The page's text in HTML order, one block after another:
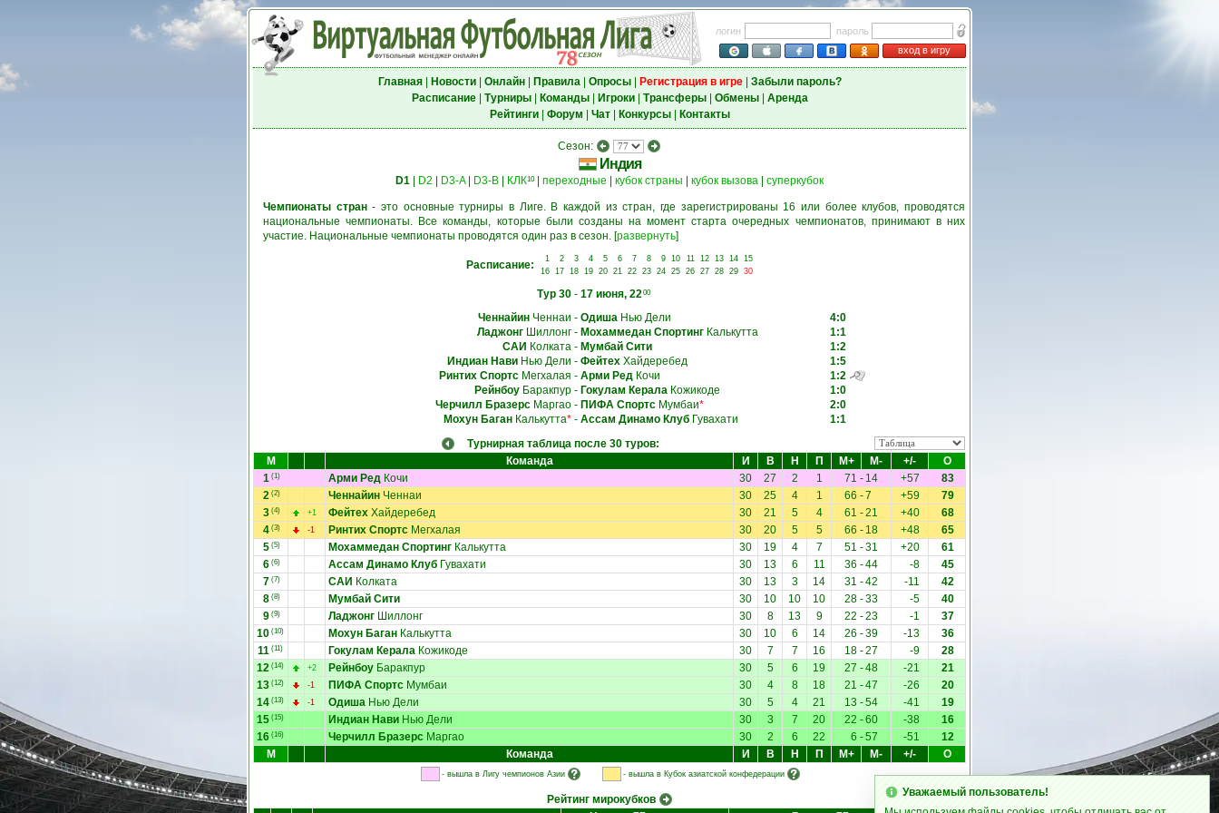
логин
пароль
вход в игру
Главная| Новости| Онлайн| Правила| Опросы| Регистрация в игре| Забыли пароль?
Расписание| Турниры| Команды| Игроки| Трансферы| Обмены| Аренда
Рейтинги| Форум Чат| Конкурсы| Контакты
Сезон:
Индия
D1 D2 D3-A| D3-B КЛК10| переходные кубок страны кубок вызова суперкубок
Чемпионаты стран- это основные турниры в Лиге. В каждой из стран, где зарегистрированы 16 или более клубов, проводятся
национальные чемпионаты. Все команды, которые были созданы на момент старта очередных чемпионатов, принимают в них
участие. Национальные чемпионаты проводятся один раз в сезон. [развернуть]
Расписание: 1 2 3 4 5 6 7 8 9 10 11 12 13 14
15
16
17 18 19 20 21 22 23 24 25 26 27 28 29 30
Тур 30- 17 июня, 2200
ЧеннайинЧеннаи - ОдишаНью Дели
4:0
ЛаджонгШиллонг- Мохаммедан СпортингКалькутта
1:1
САИ Колката- Мумбай Сити
1:2
Индиан НавиНью Дели - ФейтехХайдеребед
1:5
Ринтих СпортсМегхалая - Арми РедКочи
1:2
РейнбоуБаракпур- Гокулам КералаКожикоде
1:0
Черчилл БразерсМаргао- ПИФА СпортсМумбаи*
2:0
Мохун БаганКалькутта*- Ассам Динамо КлубГувахати
1:1
Турнирная таблица после 30 туров:
М
Команда И В Н П М+ М- +/-
О
1 (1) Арми Ред Кочи 30 27 2 1 71 - 14 +57
83
2 (2) Ченнайин Ченнаи 30 25 4 1 66 -7 +59
79
3 (4) +1 Фейтех Хайдеребед 30 21 5 4 61 -21 +40
68
4 (3) -1 Ринтих Спортс Мегхалая 30 20 5 5 66 - 18 +48
65
5 (5) Мохаммедан Спортинг Калькутта 30 19 4 7 51 -31 +20
61
6 (6) Ассам Динамо Клуб Гувахати 30 13 6 11 36 -44 -8
45
7 (7) САИ Колката 30 13 3 14 31 -42 -11
42
8 (8) Мумбай Сити 30 10 10 10 28 -33 -5
40
9 (9) Ладжонг Шиллонг 30 8 13 9 22 -23 -1
37
10 (10) Мохун Баган Калькутта 30 10 6 14 26 -39 -13
36
11 (11) Гокулам Керала Кожикоде 30 7 7 16 18 -27 -9
28
12 (14) +2 Рейнбоу Баракпур 30 5 6 19 27 -48 -21
21
13 (12) -1 ПИФА Спортс Мумбаи 30 4 8 18 21 -47 -26
20
14 (13) -1 Одиша Нью Дели 30 5 4 21 13 -54 -41
19
15 (15) Индиан Нави Нью Дели 30 3 7 20 22 -60 -38
16
16 (16) Черчилл Бразерс Маргао 30 2 6 22 6 -57 -51
12
М
Команда И В Н П М+ М- +/- О
- вышла в Лигу чемпионов Азии - вышла в Кубок азиатской конфедерации
Рейтинг мирокубков
Уважаемый пользователь!